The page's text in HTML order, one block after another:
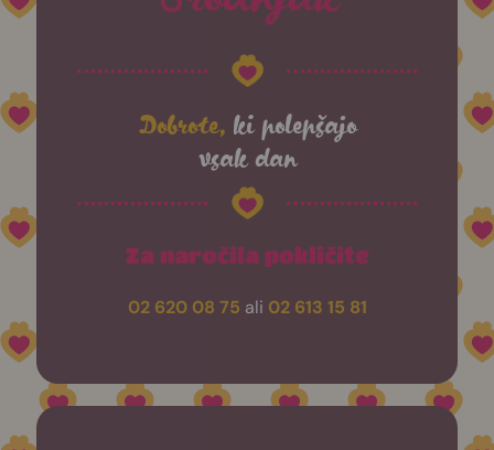
Dobrote, ki polepšajo
vsak dan
02 620 08 75 ali 02 613 15 81
Za naročila pokličite